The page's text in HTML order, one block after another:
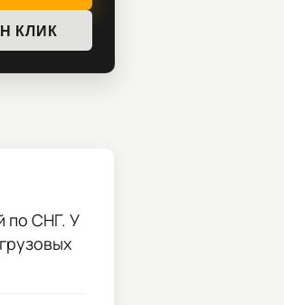
КЛИК
по СНГ. У